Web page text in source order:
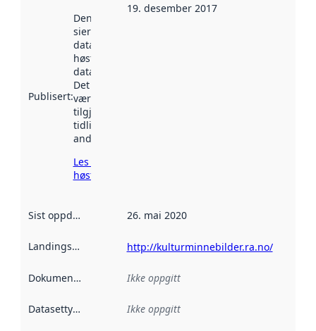
Publisert:
Denne datoen
sier når
datasettet ble
høstet av
data.norge.no.
Det kan ha
vært
tilgjengelig
tidligere
andre steder.
Les mer om
høsting her
19. desember 2017
Sist oppdatert 26. mai 2020
Landingsside http://kulturminnebilder.ra.no/
Dokumentasjon Ikke oppgitt
Datasettype Ikke oppgitt